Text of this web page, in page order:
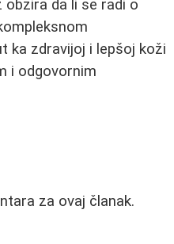
obzira da li se radi o
ka zdravijoj i lepšoj koži
i odgovornim
za ovaj članak.